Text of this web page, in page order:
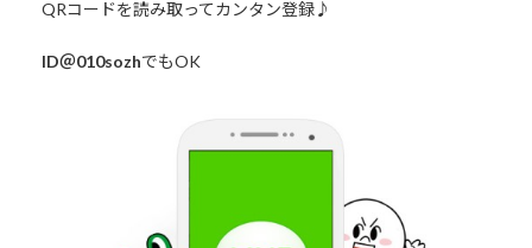
QRコードを読み取ってカンタン登録♪
ID＠010sozhでもOK